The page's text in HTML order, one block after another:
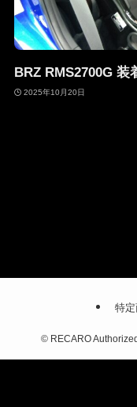
BRZ RMS2700G 装
2025年10月20日
特
© RECARO